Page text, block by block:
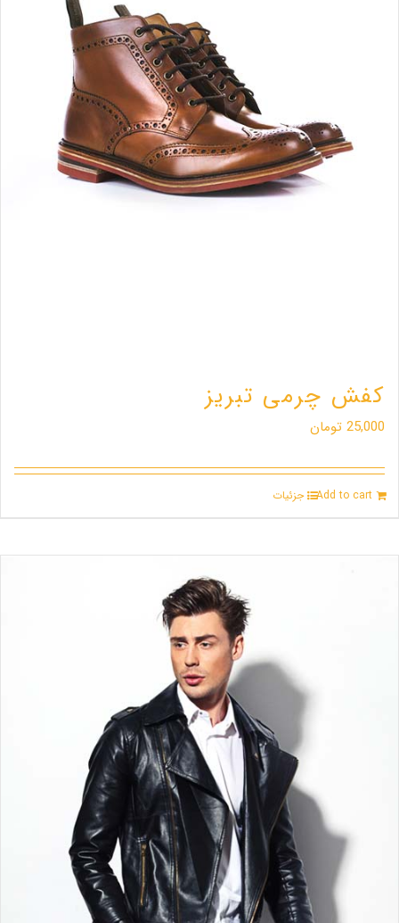
کفش چرمی تبریز
25,000 تومان
Add to cart جزئیات